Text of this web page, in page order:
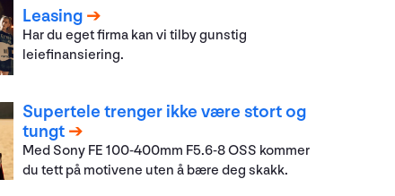
Leasing
Har du eget firma kan vi tilby gunstig
leiefinansiering.
Supertele trenger ikke være stort og
tungt
Med Sony FE 100-400mm F5.6-8 OSS kommer
du tett på motivene uten å bære deg skakk.